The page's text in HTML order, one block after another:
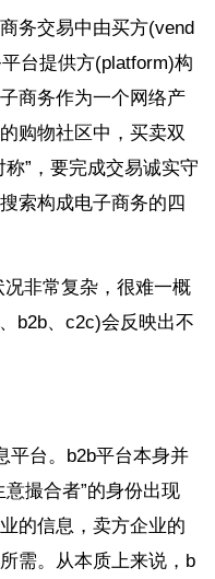
务交易中由买方(vend
台提供方(platform)构
商务作为一个网络产
购物社区中，买卖双
”，要完成交易诚实守
索构成电子商务的四
非常复杂，很难一概
b2b、c2c)会反映出不
平台。b2b平台本身并
撮合者”的身份出现
的信息，卖方企业的
需。从本质上来说，b